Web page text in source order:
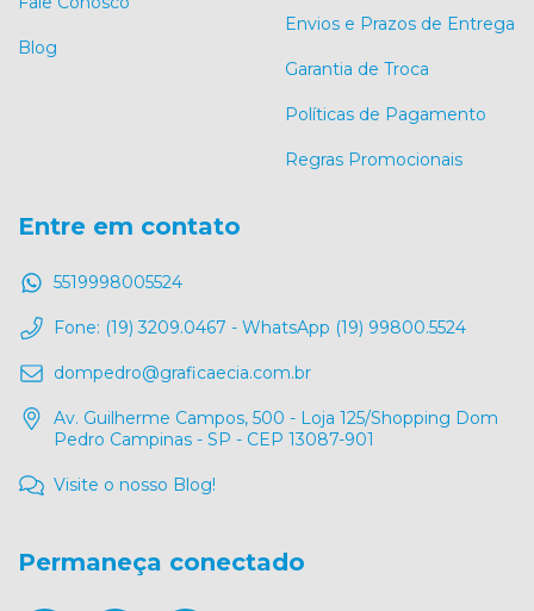
Blog
Envios e Prazos de Entrega
Garantia de Troca
Políticas de Pagamento
Regras Promocionais
Entre em contato
5519998005524
Fone: (19) 3209.0467 - WhatsApp (19) 99800.5524
dompedro@graficaecia.com.br
Av. Guilherme Campos, 500 - Loja 125/Shopping Dom
Pedro Campinas - SP - CEP 13087-901
Visite o nosso Blog!
Permaneça conectado